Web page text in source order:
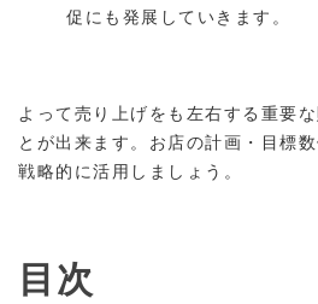
促にも発展していきます。
よって売り上げをも左右する重要
とが出来ます。お店の計画・目標
戦略的に活用しましょう。
目次